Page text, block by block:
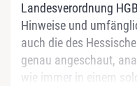
Landesverordnung
Hinweise und
auch die des
genau angeschaut,
wie immer in einem